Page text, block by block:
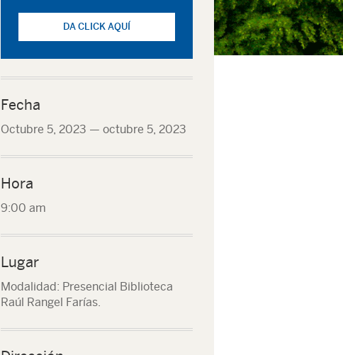
DA CLICK AQUÍ
Fecha
Octubre 5, 2023 — octubre 5, 2023
Hora
9:00 am
Lugar
Modalidad: Presencial Biblioteca
Raúl Rangel Farías.